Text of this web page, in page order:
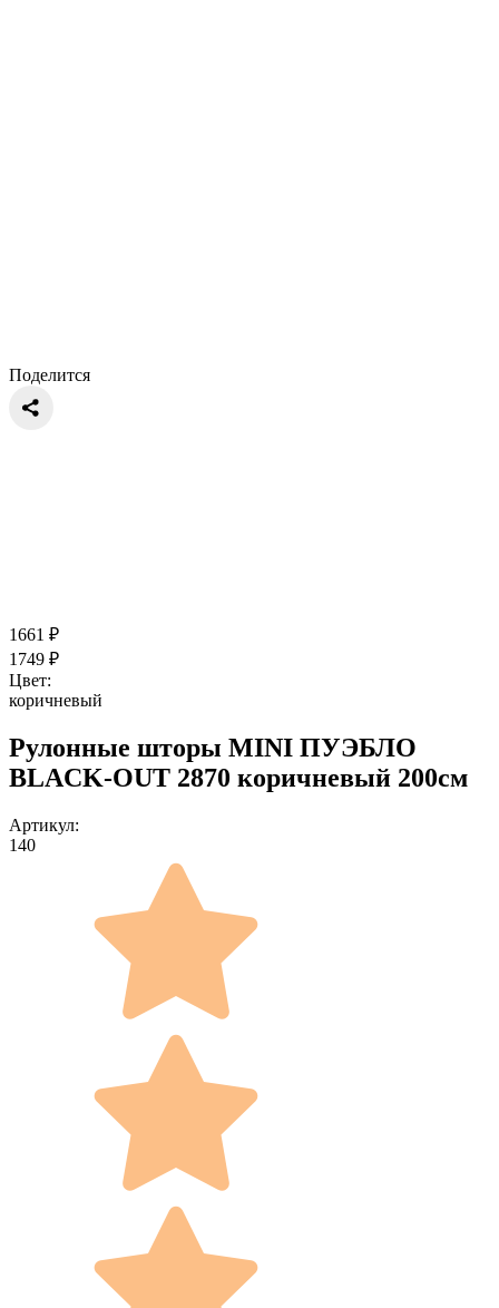
Поделится
1661 ₽
1749 ₽
Цвет:
коричневый
Рулонные шторы MINI ПУЭБЛО
BLACK-OUT 2870 коричневый 200см
Артикул:
140